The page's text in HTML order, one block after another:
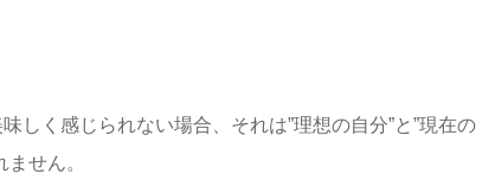
しく感じられない場合、それは”理想の自分”と”現在の
せん。